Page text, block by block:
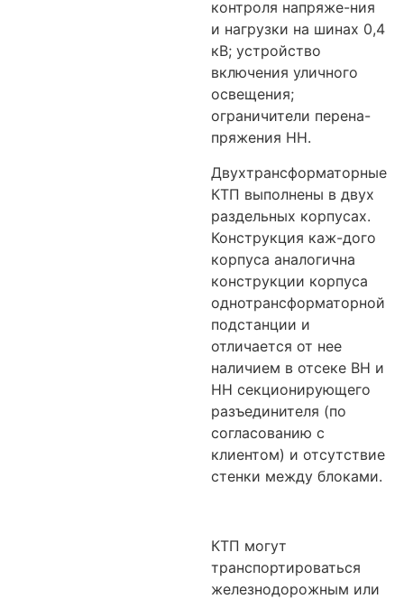
контроля напряже-ния
и нагрузки на шинах 0,4
кВ; устройство
включения уличного
освещения;
ограничители перена-
пряжения НН.
Двухтрансформаторные
КТП выполнены в двух
раздельных корпусах.
Конструкция каж-дого
корпуса аналогична
конструкции корпуса
однотрансформаторной
подстанции и
отличается от нее
наличием в отсеке ВН и
НН секционирующего
разъединителя (по
согласованию с
клиентом) и отсутствие
стенки между блоками.
КТП могут
транспортироваться
железнодорожным или